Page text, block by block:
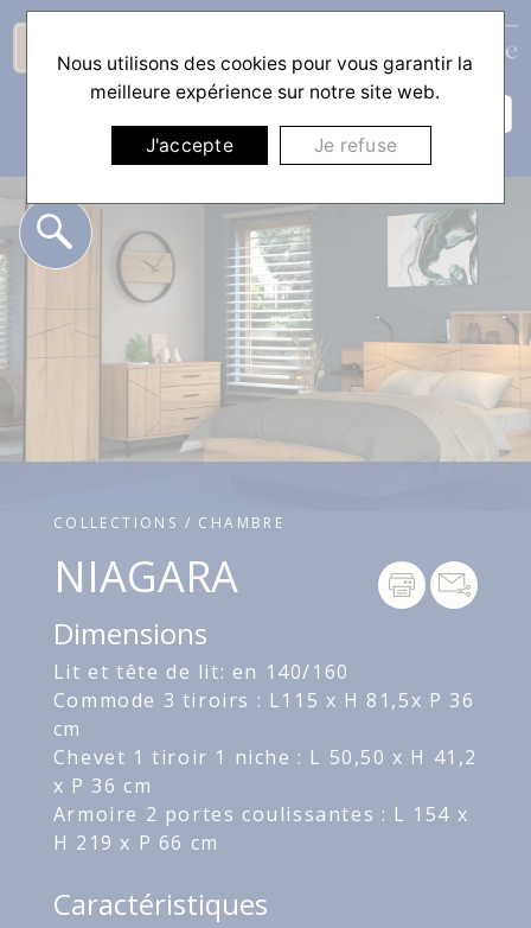
☰
COLLECTIONS / CHAMBRE
NIAGARA
Dimensions
Lit et tête de lit: en 140/160
Commode 3 tiroirs : L115 x H 81,5x P 36
cm
Chevet 1 tiroir 1 niche : L 50,50 x H 41,2
x P 36 cm
Armoire 2 portes coulissantes : L 154 x
H 219 x P 66 cm
Caractéristiques
Nous utilisons des cookies pour vous garantir la
meilleure expérience sur notre site web.
J'accepte Je refuse